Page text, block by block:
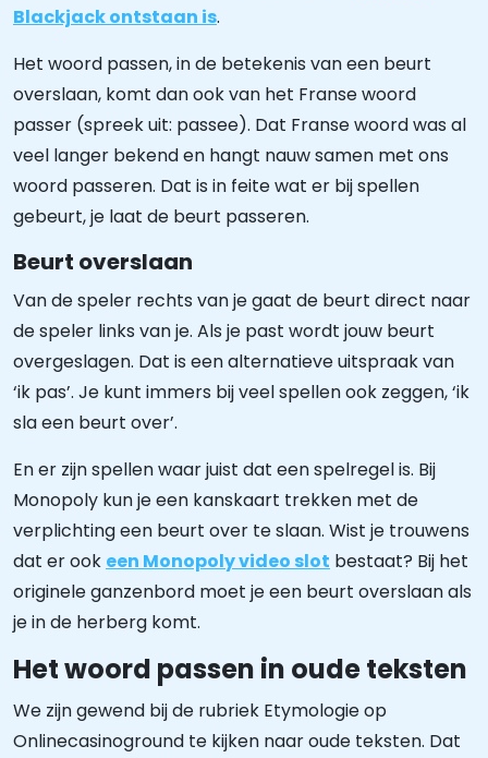
Blackjack ontstaan is.
Het woord passen, in de betekenis van een beurt
overslaan, komt dan ook van het Franse woord
passer (spreek uit: passee). Dat Franse woord was al
veel langer bekend en hangt nauw samen met ons
woord passeren. Dat is in feite wat er bij spellen
gebeurt, je laat de beurt passeren.
Beurt overslaan
Van de speler rechts van je gaat de beurt direct naar
de speler links van je. Als je past wordt jouw beurt
overgeslagen. Dat is een alternatieve uitspraak van
‘ik pas’. Je kunt immers bij veel spellen ook zeggen, ‘ik
sla een beurt over’.
En er zijn spellen waar juist dat een spelregel is. Bij
Monopoly kun je een kanskaart trekken met de
verplichting een beurt over te slaan. Wist je trouwens
dat er ook een Monopoly video slot bestaat? Bij het
originele ganzenbord moet je een beurt overslaan als
je in de herberg komt.
Het woord passen in oude teksten
We zijn gewend bij de rubriek Etymologie op
Onlinecasinoground te kijken naar oude teksten. Dat